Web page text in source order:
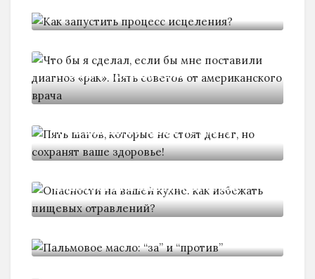
Что бы я сделал, если
Пять шагов, которые не стоят
Опасности на вашей кухне: как